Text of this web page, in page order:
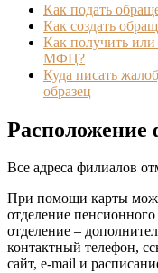
Как подать
Как создать
Как получить
МФЦ?
Куда писать
образец
Расположение
Все адреса филиалов
При помощи карты
отделение
отделение –
контактный телефон,
сайт, e-mail и